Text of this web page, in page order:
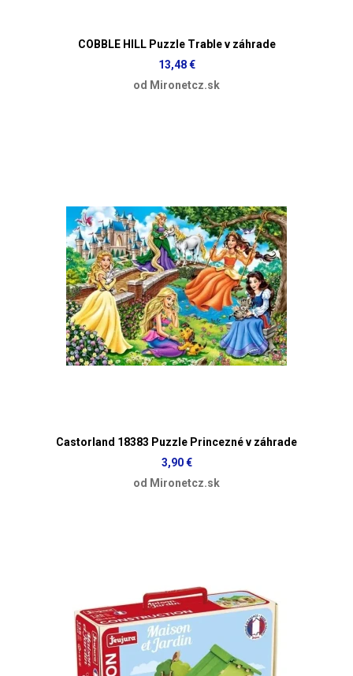
COBBLE HILL Puzzle Trable v záhrade
13,48 €
od Mironetcz.sk
Castorland 18383 Puzzle Princezné v záhrade
3,90 €
od Mironetcz.sk